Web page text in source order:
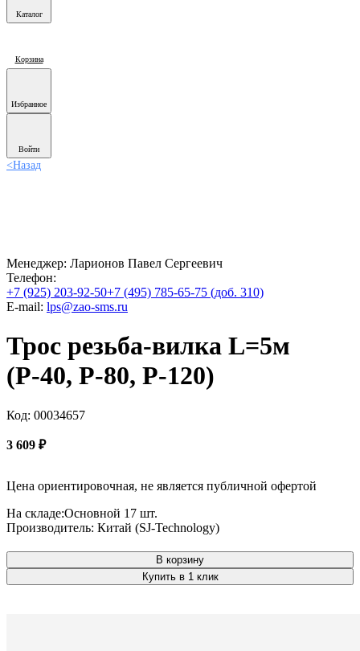
Каталог
Корзина
Избранное
Войти
<Назад
Менеджер: Ларионов Павел Сергеевич
Телефон:
+7 (925) 203-92-50+7 (495) 785-65-75 (доб. 310)
E-mail: lps@zao-sms.ru
Трос резьба-вилка L=5м
(Р-40, Р-80, Р-120)
Код: 00034657
3 609 ₽
Цена ориентировочная, не является публичной офертой
На складе:Основной 17 шт.
Производитель: Китай (SJ-Technology)
В корзину
Купить в 1 клик